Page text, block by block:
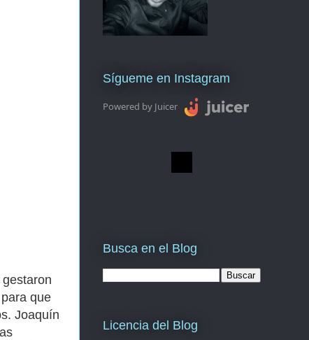
que
Joaquín
Sígueme en Instagram
Powered by Juicer
Busca en el Blog
Licencia del Blog